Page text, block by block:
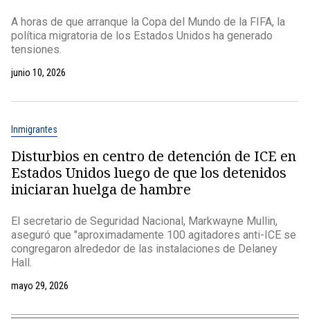
A horas de que arranque la Copa del Mundo de la FIFA, la
política migratoria de los Estados Unidos ha generado
tensiones.
junio 10, 2026
Inmigrantes
Disturbios en centro de detención de ICE en
Estados Unidos luego de que los detenidos
iniciaran huelga de hambre
El secretario de Seguridad Nacional, Markwayne Mullin,
aseguró que "aproximadamente 100 agitadores anti-ICE se
congregaron alrededor de las instalaciones de Delaney
Hall.
mayo 29, 2026